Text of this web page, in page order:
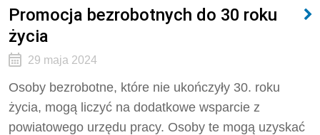
Promocja bezrobotnych do 30 roku
życia
29 maja 2024
Osoby bezrobotne, które nie ukończyły 30. roku
życia, mogą liczyć na dodatkowe wsparcie z
powiatowego urzędu pracy. Osoby te mogą uzyskać